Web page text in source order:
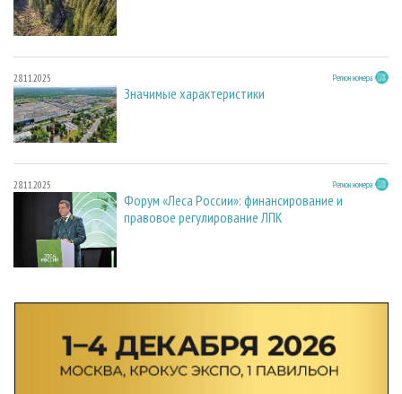
28.11.2025 Регион номера
Значимые характеристики
28.11.2025 Регион номера
Форум «Леса России»: финансирование и
правовое регулирование ЛПК